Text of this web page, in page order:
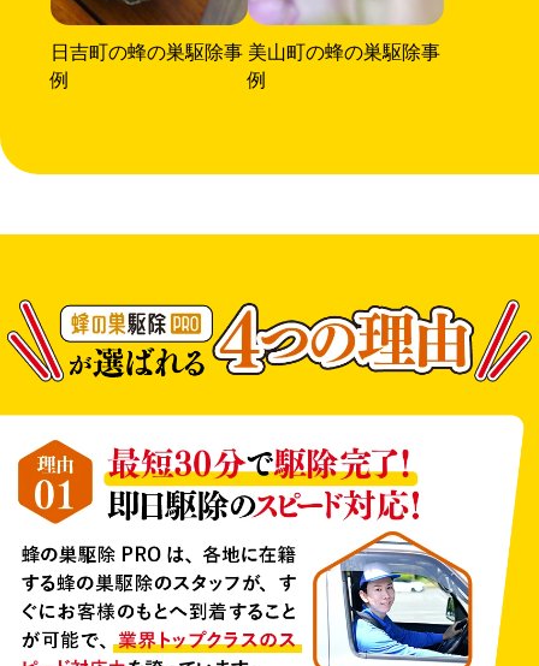
日吉町の蜂の巣駆除事
例
美山町の蜂の巣駆除事
例